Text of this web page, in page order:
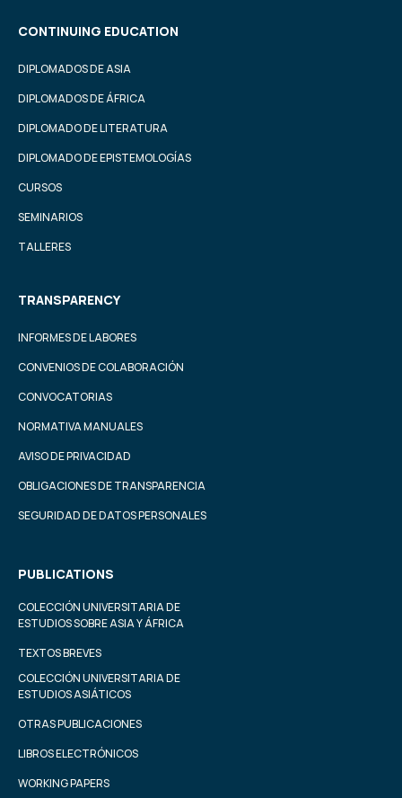
CONTINUING EDUCATION
DIPLOMADOS DE ASIA
DIPLOMADOS DE ÁFRICA
DIPLOMADO DE LITERATURA
DIPLOMADO DE EPISTEMOLOGÍAS
CURSOS
SEMINARIOS
TALLERES
TRANSPARENCY
INFORMES DE LABORES
CONVENIOS DE COLABORACIÓN
CONVOCATORIAS
NORMATIVA MANUALES
AVISO DE PRIVACIDAD
OBLIGACIONES DE TRANSPARENCIA
SEGURIDAD DE DATOS PERSONALES
PUBLICATIONS
COLECCIÓN UNIVERSITARIA DE
ESTUDIOS SOBRE ASIA Y ÁFRICA
TEXTOS BREVES
COLECCIÓN UNIVERSITARIA DE
ESTUDIOS ASIÁTICOS
OTRAS PUBLICACIONES
LIBROS ELECTRÓNICOS
WORKING PAPERS